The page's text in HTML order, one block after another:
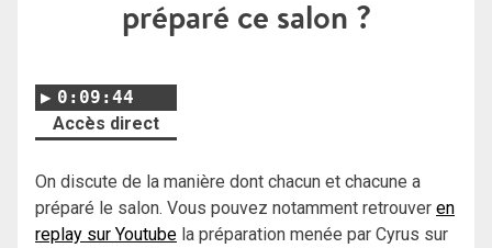
préparé ce salon ?
0:09:44
Accès direct
On discute de la manière dont chacun et chacune a
préparé le salon. Vous pouvez notamment retrouver en
replay sur Youtube la préparation menée par Cyrus sur